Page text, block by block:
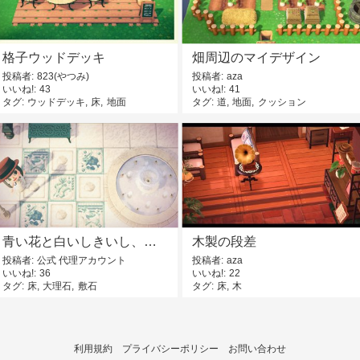
格子ウッドデッキ
投稿者 823(やつみ)
いいね! 43
タグ ウッドデッキ 床 地面
畑周辺のマイデザイン
投稿者 aza
いいね! 41
タグ 道 地面 クッション
青い花と白いしきいし、大理石
投稿者 公式 代理アカウント
いいね! 36
タグ 床 大理石 敷石
木製の段差
投稿者 aza
いいね! 22
タグ 床 木
利用規約 プライバシーポリシー
お問い合わせ